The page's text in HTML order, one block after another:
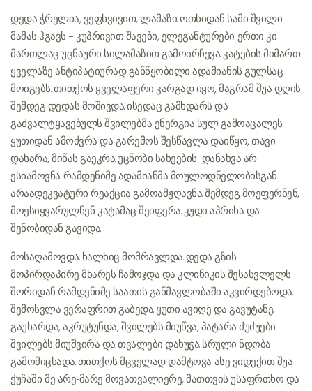
დედა ჭრელია, ვეფხვივით, ლამაზი. ოთხიდან სამი შვილი
მამას ჰგავს – კუპრივით შავები, ელეგანტურები. ერთი კი
მართლაც უცნაური სილამაზით გამოირჩევა. კატების მიმართ
ყველაზე ანტიპატიურად განწყობილი ადამიანის გულსაც
მოიგებს. თითქოს ყველაფერი კარგად იყო, მაგრამ შუა დღის
შემდეგ დედას მოშივდა. ისედაც გამხდარს და
გაძვალტყავებულს შვილებმა ენერგია სულ გამოაცალეს.
ყუთიდან ამოძვრა და გარემოს შესწავლა დაიწყო, თავი
დახარა, მიწას გაეკრა. უცნობი სახეების დანახვა არ
ესიამოვნა. რამდენიმე ადამიანმა მოულოდნელობისგან
არაადეკვატური რეაქცია გამოამჟღავნა. შემდეგ მოეფერნენ,
მოესიყვარულნენ. კატამაც შეიფერა. კუდი აპრიხა და
შენობიდან გავიდა.
მოსაღამოვდა. ხალხიც მომრავლდა. დედა გზის
მოპირდაპირე მხარეს ჩამოჯდა და კლინიკის შესასვლელს
შორიდან რამდენიმე საათის განმავლობაში აკვირდებოდა.
შემოსვლა ვერაფრით გაბედა. ყუთი ავიღე და გავუტანე.
გაუხარდა, აკრუტუნდა, შვილებს მიუწვა, პატარა ძუძუები
შვილებს მიუშვირა და თვალები დახუჭა. სრული ნდობა
გამომიცხადა. თითქოს მცველად დამტოვა. ასე ვიდექით შუა
ქუჩაში. მე არე-მარე მოვათვალიერე, მათთვის უსაფრთხო და